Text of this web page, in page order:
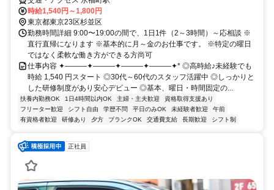
時給1,540円～1,800円
東京都東京23区杉並区
勤務時間詳細 9:00〜19:00の間で、1日1件（2～3時間）～応相談 ※
直行直帰になります ※基本的に月～金のお仕事です。 ※特定の曜日
ではなく柔軟な働き方ができる方尚可
仕事内容 ✦———✦———✦———✦———✦* ◎高時給♪未経験でも
時給 1,540 円スタート ◎30代～60代のスタッフ活躍中 ◎しっかりと
した研修制度があり安心デビュー ◎基本、曜日・時間固定の...
扶養内勤務OK 1日4時間以内OK 主婦・主夫歓迎
資格取得支援あり
フリーター歓迎
シフト自由 学歴不問 平日のみOK 未経験者歓迎
午前
有資格者歓迎
研修あり 夕方 ブランクOK 交通費支給 長期歓迎 シフト制
正社員